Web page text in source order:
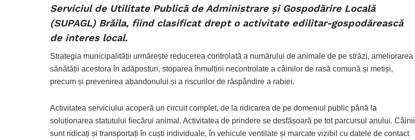
Serviciul de Utilitate Publică de Administrare și Gospodărire Locală
(SUPAGL) Brăila, fiind clasificat drept o activitate edilitar-gospodărească
de interes local.
Strategia municipalității urmărește reducerea controlată a numărului de animale de pe străzi, ameliorarea
sănătății acestora în adăposturi, stoparea înmulțirii necontrolate a câinilor de rasă comună și metiși,
precum și prevenirea abandonului și a riscurilor de răspândire a rabiei.
Activitatea serviciului acoperă un circuit complet, de la ridicarea de pe domeniul public până la
soluționarea statutului fiecărui animal. Activitatea de prindere se desfășoară pe tot parcursul anului. Câinii
sunt ridicați și transportați în cuști individuale, în vehicule ventilate și marcate vizibil cu datele de contact